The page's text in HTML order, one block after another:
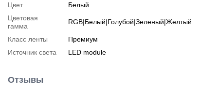
Цвет
Белый
Цветовая
гамма
RGB|Белый|Голубой|Зеленый|Желтый
Класс ленты
Премиум
Источник света
LED module
Отзывы